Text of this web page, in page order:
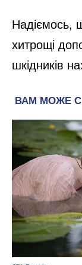
Надіємось,
хитрощі
шкідників